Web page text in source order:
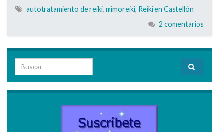
autotratamiento de reiki, mimoreiki, Reiki en Castellón
2 comentarios
Search for: